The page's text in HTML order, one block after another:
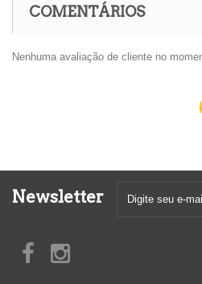
COMENTÁRIOS
Nenhuma avaliação de cliente no
Newsletter